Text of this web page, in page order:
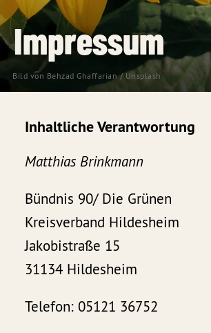
Bild von Behzad Ghaffarian / Unsplash
Impressum
Inhaltliche Verantwortung
Matthias Brinkmann
Bündnis 90/ Die Grünen
Kreisverband Hildesheim
Jakobistraße 15
31134 Hildesheim
Telefon: 05121 36752